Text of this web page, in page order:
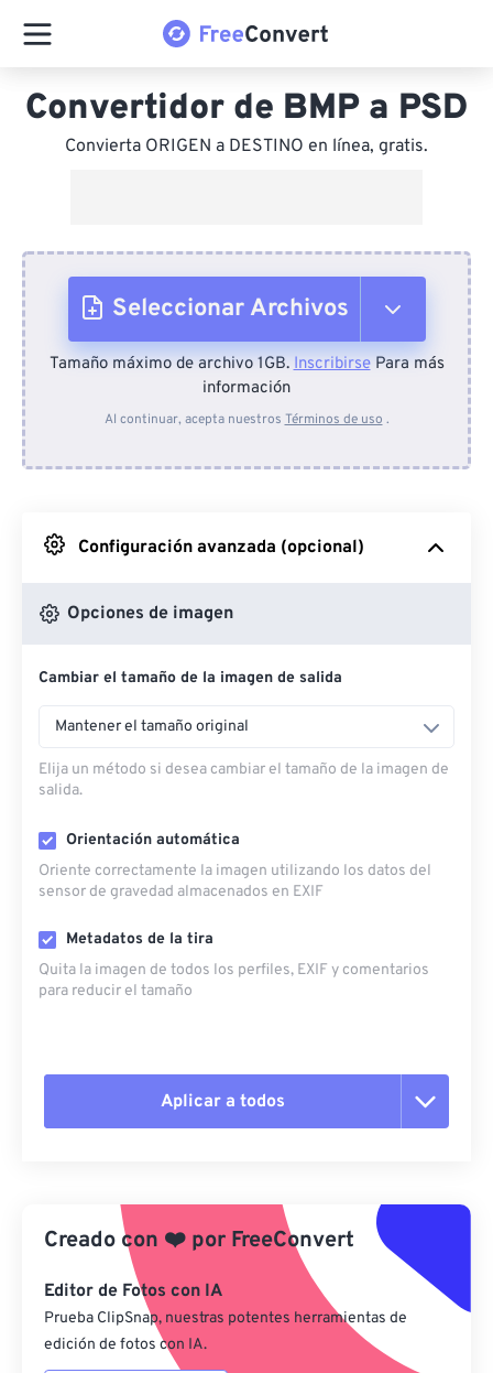
Convertidor de BMP a PSD
Convierta ORIGEN a DESTINO en línea, gratis.
Seleccionar Archivos
Desde el dispositivo
Desde Google Drive
Desde OneDrive
Desde URL
Tamaño máximo de archivo 1GB.InscribirsePara más
información
Al continuar, acepta nuestros Términos de uso .
Configuración avanzada (opcional)
Opciones de imagen
Cambiar el tamaño de la imagen de salida
Mantener el tamaño original
Elija un método si desea cambiar el tamaño de la imagen de
salida.
Orientación automática
Oriente correctamente la imagen utilizando los datos del
sensor de gravedad almacenados en EXIF
Metadatos de la tira
Quita la imagen de todos los perfiles, EXIF ​​y comentarios
para reducir el tamaño
Aplicar a todos
Aplicar desde el ajuste preestablecido
Guardar como preestablecido
Creado con ❤️ por FreeConvert
Editor de Fotos con IA
Prueba ClipSnap, nuestras potentes herramientas de
edición de fotos con IA.